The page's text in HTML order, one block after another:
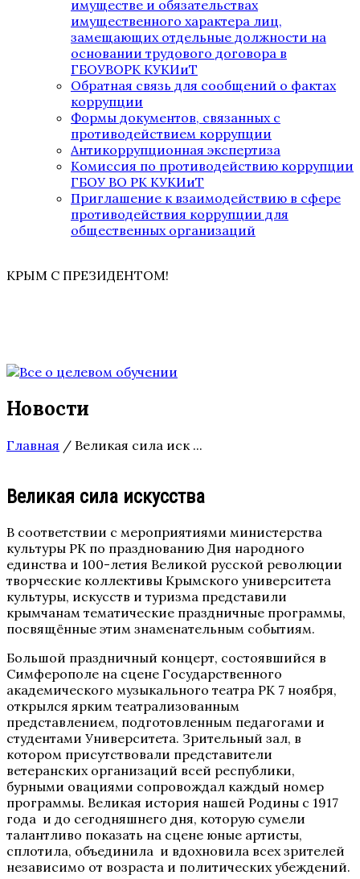
имуществе и обязательствах
имущественного характера лиц,
замещающих отдельные должности на
основании трудового договора в
ГБОУВОРК КУКИиТ
Обратная связь для сообщений о фактах
коррупции
Формы документов, связанных с
противодействием коррупции
Антикоррупционная экспертиза
Комиссия по противодействию коррупции
ГБОУ ВО РК КУКИиТ
Приглашение к взаимодействию в сфере
противодействия коррупции для
общественных организаций
КРЫМ С ПРЕЗИДЕНТОМ!
Новости
Главная / Великая сила иск ...
Великая сила искусства
В соответствии с мероприятиями министерства
культуры РК по празднованию Дня народного
единства и 100-летия Великой русской революции
творческие коллективы Крымского университета
культуры, искусств и туризма представили
крымчанам тематические праздничные программы,
посвящённые этим знаменательным событиям.
Большой праздничный концерт, состоявшийся в
Симферополе на сцене Государственного
академического музыкального театра РК 7 ноября,
открылся ярким театрализованным
представлением, подготовленным педагогами и
студентами Университета. Зрительный зал, в
котором присутствовали представители
ветеранских организаций всей республики,
бурными овациями сопровождал каждый номер
программы. Великая история нашей Родины с 1917
года и до сегодняшнего дня, которую сумели
талантливо показать на сцене юные артисты,
сплотила, объединила и вдохновила всех зрителей
независимо от возраста и политических убеждений.